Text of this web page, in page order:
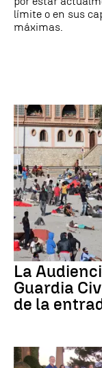
límite o en sus
máximas.
La
Guardia
de la